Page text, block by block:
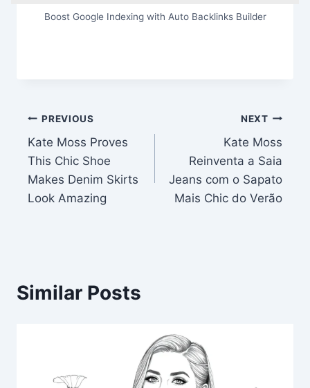
Boost Google Indexing with Auto Backlinks Builder
Post
navigation
PREVIOUS
Kate Moss Proves
This Chic Shoe
Makes Denim Skirts
Look Amazing
NEXT
Kate Moss
Reinventa a Saia
Jeans com o Sapato
Mais Chic do Verão
Similar Posts